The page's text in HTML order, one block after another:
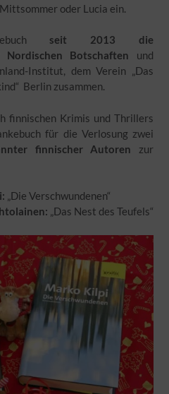
oder Lucia ein.
seit 2013 die
Botschaften und
Institut, dem Verein „Das
Berlin zusammen.
finnischen Krimis und Thrillers
für die Verlosung zwei
finnischer Autoren zur
„Die Verschwundenen“
„Das Nest des Teufels“